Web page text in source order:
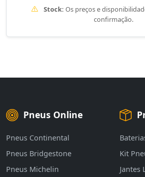
Stock: Os preços e
confirmação.
Pneus Online
Pneus Continental
Pneus Bridgestone
Pneus Michelin
Kit
Jantes